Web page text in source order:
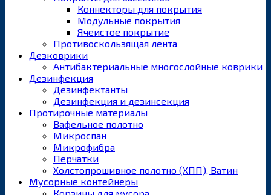
Коннекторы для покрытия
Модульные покрытия
Ячеистое покрытие
Противоскользящая лента
Дезковрики
Антибактериальные многослойные коврики
Дезинфекция
Дезинфектанты
Дезинфекция и дезинсекция
Протирочные материалы
Вафельное полотно
Микроспан
Микрофибра
Перчатки
Холстопрошивное полотно (ХПП), Ватин
Мусорные контейнеры